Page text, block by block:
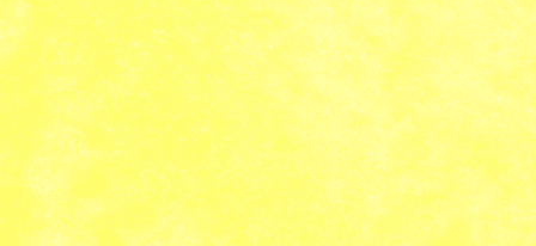
Recherches
Communauté
Agenda